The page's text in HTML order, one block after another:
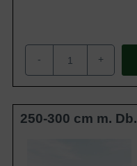
- +
250-300 cm m. Db.